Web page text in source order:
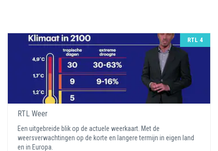
RTL 4
RTL Weer
Een uitgebreide blik op de actuele weerkaart. Met de
weersverwachtingen op de korte en langere termijn in eigen land
en in Europa.